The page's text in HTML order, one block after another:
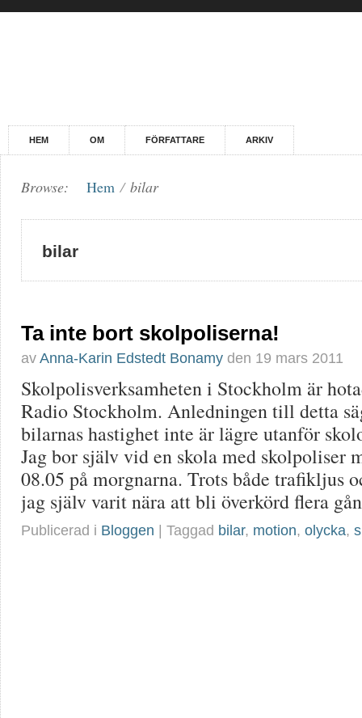
HEM OM FÖRFATTARE ARKIV
Browse: Hem / bilar
bilar
Ta inte bort skolpoliserna!
av Anna-Karin Edstedt Bonamy den 19 mars 2011
Skolpolisverksamheten i Stockholm är
Radio Stockholm. Anledningen till detta
bilarnas hastighet inte är lägre utanför
Jag bor själv vid en skola med skolpoliser
08.05 på morgnarna. Trots både trafikljus
jag själv varit nära att bli överkörd flera
Publicerad i Bloggen | Taggad bilar, motion, olycka,